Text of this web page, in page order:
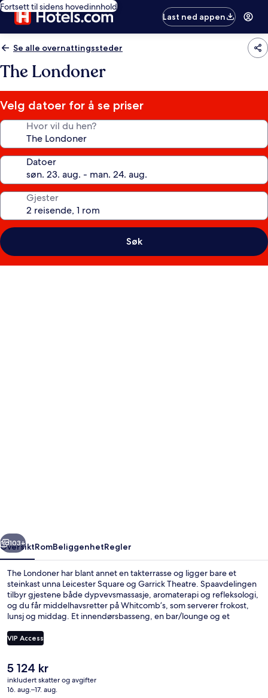
Fortsett til sidens hovedinnhold
Last ned appen
Se alle overnattingssteder
The Londoner
Velg datoer for å se priser
Hvor vil du hen?
Datoer
Gjester
Søk
Neste
103+
OversiktRomBeliggenhetRegler
The Londoner har blant annet en takterrasse og ligger bare et
steinkast unna Leicester Square og Garrick Theatre. Spaavdelingen
tilbyr gjestene både dypvevsmassasje, aromaterapi og refleksologi,
og du får middelhavsretter på Whitcomb’s, som serverer frokost,
lunsj og middag. Et innendørsbasseng, en bar/lounge og et
på dette hotellet i luksuriøs stil. Andre reisende skryter av den
vennlige betjeningen og den sentrale beliggenheten. Det er ikke
minutter å gå til Piccadilly Circus undergrunnsstasjon og 4 minutter å
gå til Leicester Square undergrunnsstasjon.
VIP Access
Den
nåværende
prisen
5 124 kr
inkludert skatter og avgifter
16. aug.–17. aug.